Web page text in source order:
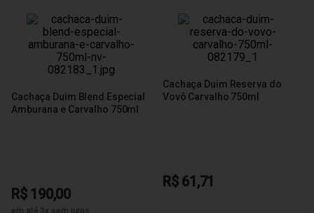
Cachaça Duim Blend Especial
Amburana e Carvalho 750ml
R$ 190,00
em até 3x sem juros
Cachaça Duim Reserva do
Vovô Carvalho 750ml
R$ 61,71